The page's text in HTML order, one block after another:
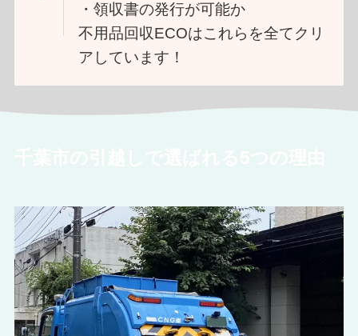
・領収書の発行が可能か
不用品回収ECOはこれらを全てクリ
アしています！